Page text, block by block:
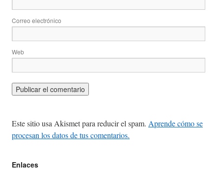
Correo electrónico
Web
Este sitio usa Akismet para reducir el spam. Aprende cómo se
procesan los datos de tus comentarios.
Enlaces